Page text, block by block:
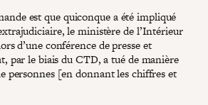
est que quiconque a été impliqué
le ministère de l’Intérieur
d’une conférence de presse et
par le biais du CTD, a tué de manière
personnes [en donnant les chiffres et